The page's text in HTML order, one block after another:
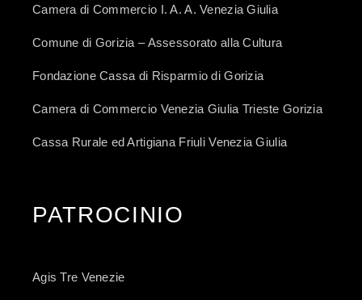
Camera di Commercio I. A. A. Venezia Giulia
Comune di Gorizia – Assessorato alla Cultura
Fondazione Cassa di Risparmio di Gorizia
Camera di Commercio Venezia Giulia Trieste Gorizia
Cassa Rurale ed Artigiana Friuli Venezia Giulia
PATROCINIO
Agis Tre Venezie